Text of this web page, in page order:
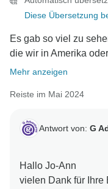
Diese Übersetzung
Es gab so viel zu
die wir in Amerika
Mehr anzeigen
Reiste im Mai 2024
Antwort von: G
Hallo Jo-Ann
vielen Dank für Ihre